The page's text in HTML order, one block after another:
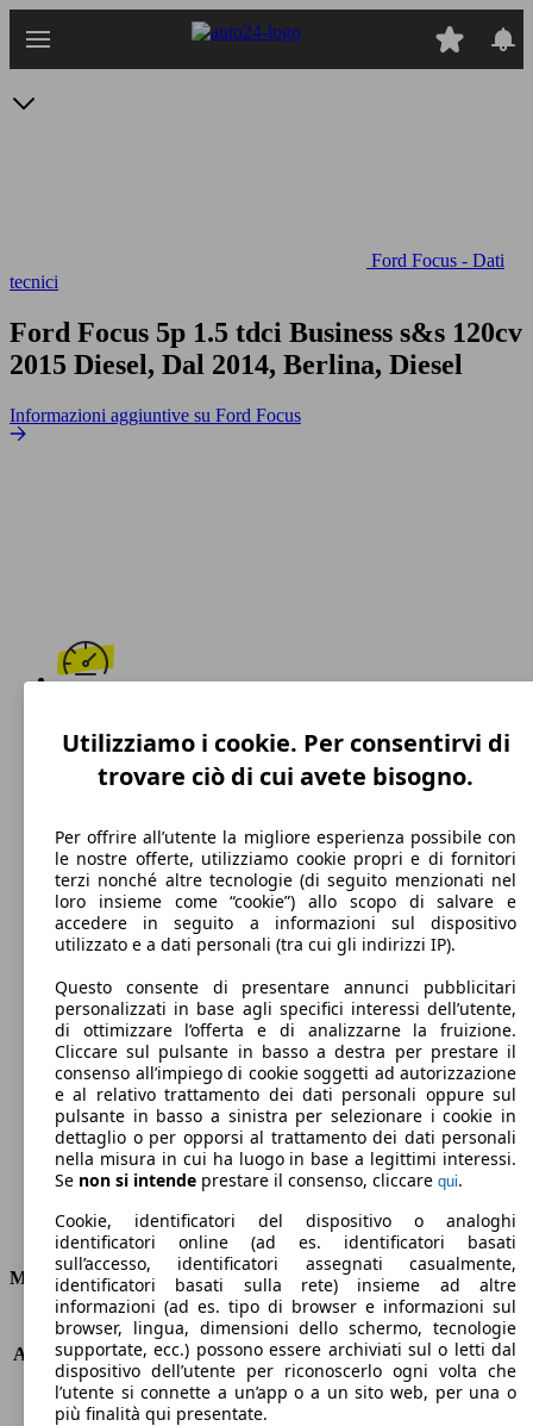
Ford Focus - Dati
tecnici
Ford Focus 5p 1.5 tdci Business s&s 120cv
2015 Diesel, Dal 2014, Berlina, Diesel
Informazioni aggiuntive su Ford Focus
Diesel
Carburante
98 g/km
Emissioni di CO2 (combinato)*
Ø 3.8 l/100km
Consumi
Motore e Prestazioni
KW (PS)
88 kW (120 PS)
Accelerazione (0-100 km/h) 10.5s
Velocità massima (km/h)
195 km/h
Numero di marce
6
Utilizziamo i cookie. Per consentirvi di
trovare ciò di cui avete bisogno.
Per offrire all’utente la migliore esperienza possibile con
le nostre offerte, utilizziamo cookie propri e di fornitori
terzi nonché altre tecnologie (di seguito menzionati nel
loro insieme come “cookie”) allo scopo di salvare e
accedere in seguito a informazioni sul dispositivo
utilizzato e a dati personali (tra cui gli indirizzi IP).
Questo consente di presentare annunci pubblicitari
personalizzati in base agli specifici interessi dell’utente,
di ottimizzare l’offerta e di analizzarne la fruizione.
Cliccare sul pulsante in basso a destra per prestare il
consenso all’impiego di cookie soggetti ad autorizzazione
e al relativo trattamento dei dati personali oppure sul
pulsante in basso a sinistra per selezionare i cookie in
dettaglio o per opporsi al trattamento dei dati personali
nella misura in cui ha luogo in base a legittimi interessi.
Se non si intende prestare il consenso, cliccare qui.
Cookie, identificatori del dispositivo o analoghi
identificatori online (ad es. identificatori basati
sull’accesso, identificatori assegnati casualmente,
identificatori basati sulla rete) insieme ad altre
informazioni (ad es. tipo di browser e informazioni sul
browser, lingua, dimensioni dello schermo, tecnologie
supportate, ecc.) possono essere archiviati sul o letti dal
dispositivo dell’utente per riconoscerlo ogni volta che
l’utente si connette a un’app o a un sito web, per una o
più finalità qui presentate.